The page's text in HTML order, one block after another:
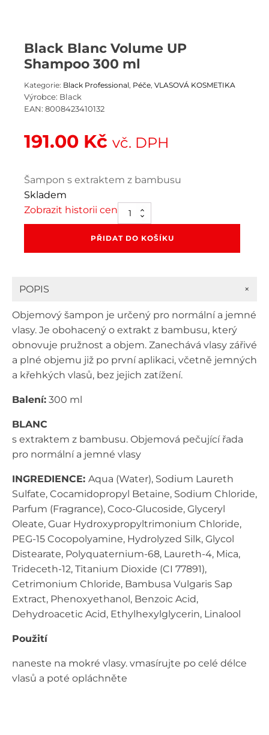
Black Blanc Volume UP
Shampoo 300 ml
Kategorie: Black Professional Péče VLASOVÁ KOSMETIKA
Výrobce: Black
EAN: 8008423410132
191.00 Kč vč. DPH
Šampon s extraktem z bambusu
Skladem
Zobrazit historii cen Black
Blanc
Volume
PŘIDAT DO KOŠÍKU
POPIS +
Objemový šampon je určený pro normální a jemné
vlasy. Je obohacený o extrakt z bambusu, který
obnovuje pružnost a objem. Zanechává vlasy zářivé
a plné objemu již po první aplikaci, včetně jemných
a křehkých vlasů, bez jejich zatížení.
Balení: 300 ml
BLANC
s extraktem z bambusu. Objemová pečující řada
pro normální a jemné vlasy
INGREDIENCE: Aqua (Water), Sodium Laureth
Sulfate, Cocamidopropyl Betaine, Sodium Chloride,
Parfum (Fragrance), Coco-Glucoside, Glyceryl
Oleate, Guar Hydroxypropyltrimonium Chloride,
PEG-15 Cocopolyamine, Hydrolyzed Silk, Glycol
Distearate, Polyquaternium-68, Laureth-4, Mica,
Trideceth-12, Titanium Dioxide (CI 77891),
Cetrimonium Chloride, Bambusa Vulgaris Sap
Extract, Phenoxyethanol, Benzoic Acid,
Dehydroacetic Acid, Ethylhexylglycerin, Linalool
Použití
naneste na mokré vlasy. vmasírujte po celé délce
vlasů a poté opláchněte